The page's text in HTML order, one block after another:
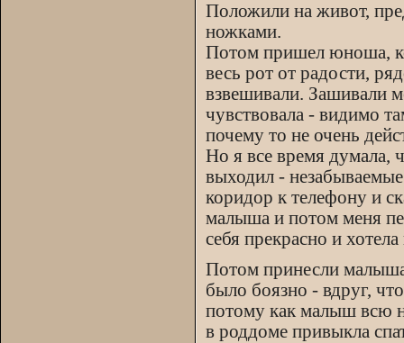
Положили на живот,
ножками.
Потом пришел юноша,
весь рот от радости,
взвешивали. Зашивали
чувствовала - видимо
почему то не очень
Но я все время думала,
выходил -
коридор к телефону и
малыша и потом меня
себя прекрасно и
Потом принесли малыша
было боязно - вдруг,
потому как малыш всю
в роддоме привыкла